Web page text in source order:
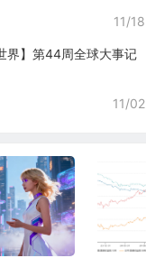
11/18
界】第44周全球大事记
11/02